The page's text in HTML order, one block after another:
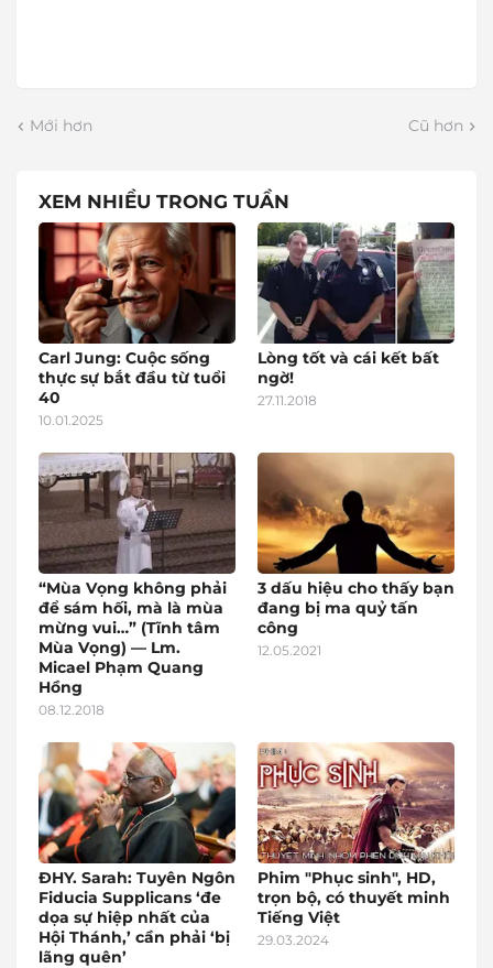
Mới hơn Cũ hơn
XEM NHIỀU TRONG TUẦN
Carl Jung: Cuộc sống
thực sự bắt đầu từ tuổi
40
10.01.2025
Lòng tốt và cái kết bất
ngờ!
27.11.2018
“Mùa Vọng không phải
để sám hối, mà là mùa
mừng vui…” (Tĩnh tâm
Mùa Vọng) — Lm.
Micael Phạm Quang
Hồng
08.12.2018
3 dấu hiệu cho thấy bạn
đang bị ma quỷ tấn
công
12.05.2021
ĐHY. Sarah: Tuyên Ngôn
Fiducia Supplicans ‘đe
dọa sự hiệp nhất của
Hội Thánh,’ cần phải ‘bị
lãng quên’
Phim "Phục sinh", HD,
trọn bộ, có thuyết minh
Tiếng Việt
29.03.2024